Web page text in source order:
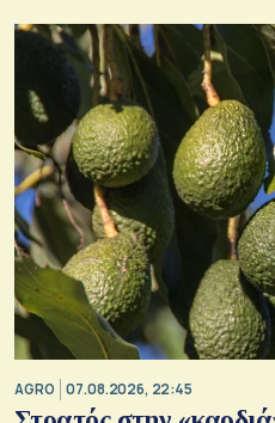
AGRO 07.08.2026, 22:45